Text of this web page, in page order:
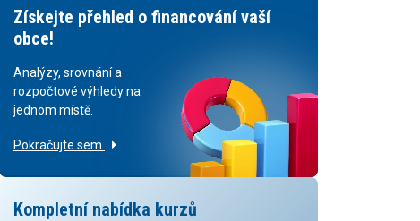
Získejte přehled o financování vaší
obce!
Analýzy, srovnání a
rozpočtové výhledy na
jednom místě.
Pokračujte sem
Kompletní nabídka kurzů